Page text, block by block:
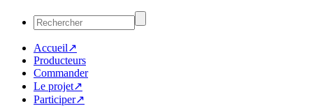
Accueil↗
Producteurs
Commander
Le projet↗
Participer↗